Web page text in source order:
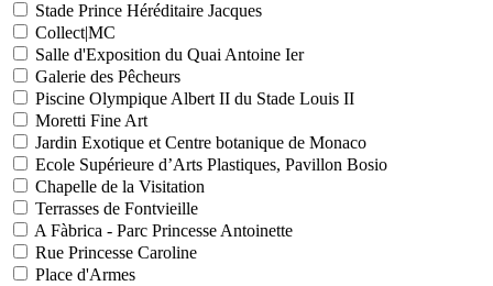
Stade Prince Héréditaire Jacques
Collect|MC
Salle d'Exposition du Quai Antoine Ier
Galerie des Pêcheurs
Piscine Olympique Albert II du Stade Louis II
Moretti Fine Art
Jardin Exotique et Centre botanique de Monaco
Ecole Supérieure d’Arts Plastiques, Pavillon Bosio
Chapelle de la Visitation
Terrasses de Fontvieille
A Fàbrica - Parc Princesse Antoinette
Rue Princesse Caroline
Place d'Armes